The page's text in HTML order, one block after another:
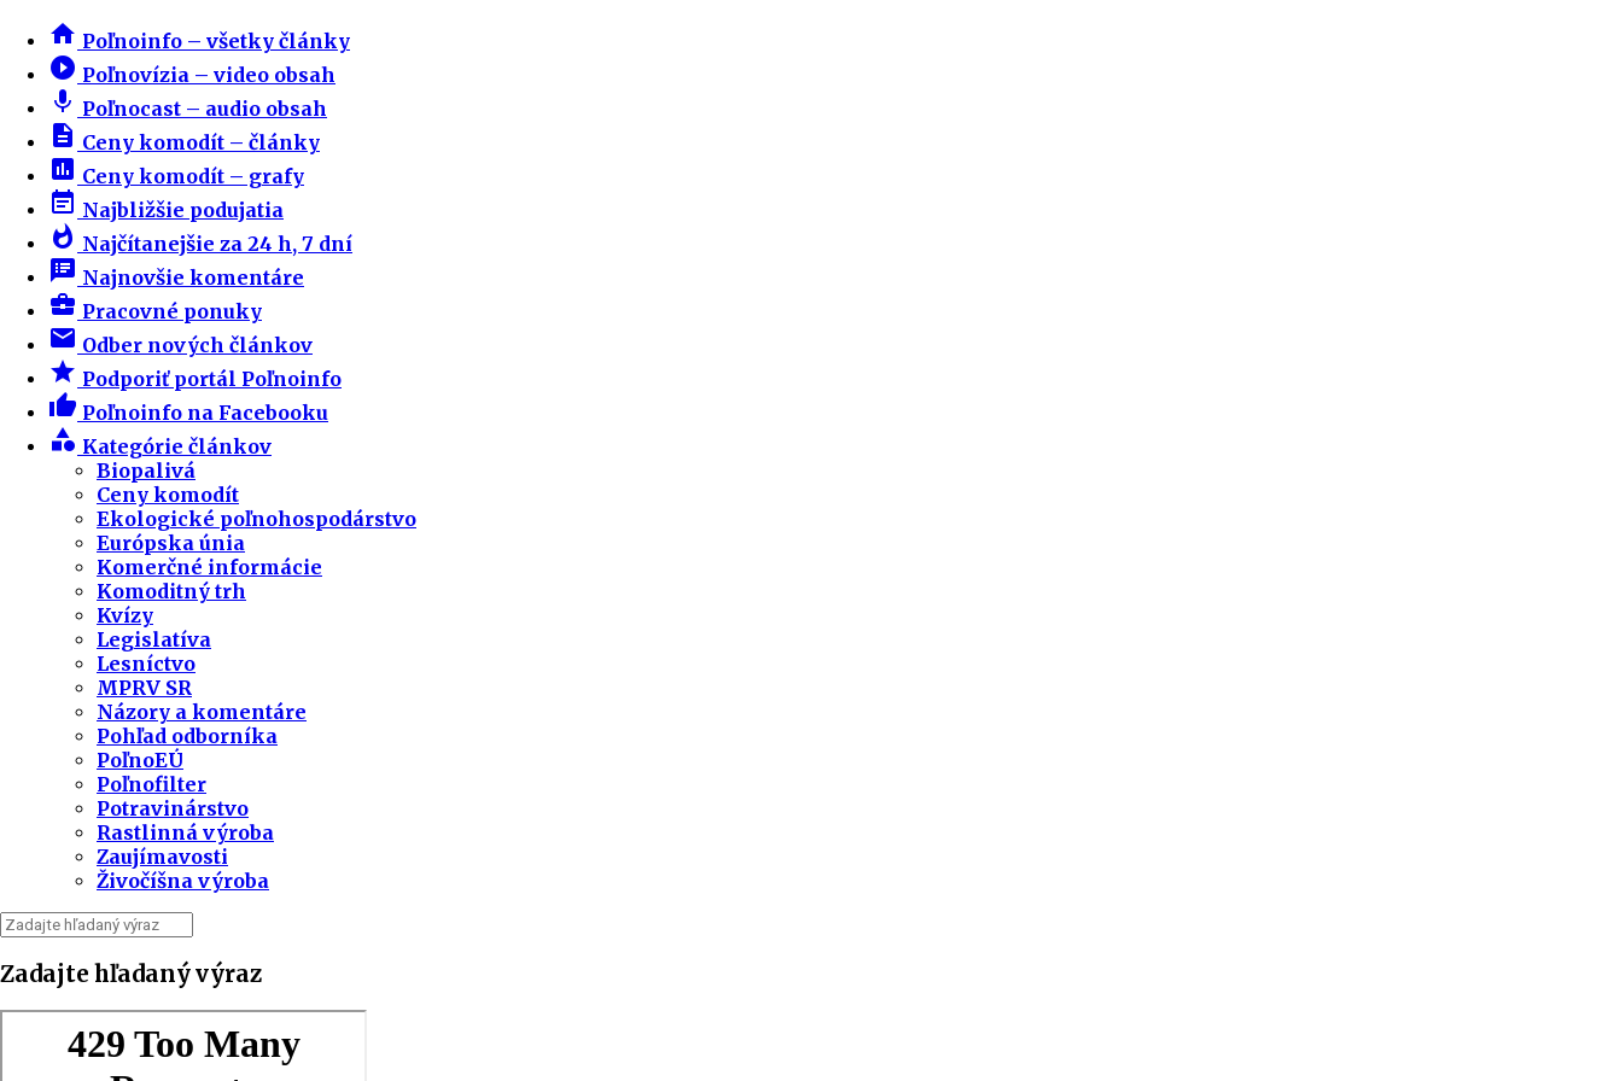
home Poľnoinfo – všetky články
play_circle_filled Poľnovízia – video obsah
mic Poľnocast – audio obsah
description Ceny komodít – články
insert_chart Ceny komodít – grafy
event_note Najbližšie podujatia
whatshot Najčítanejšie za 24 h, 7 dní
speaker_notes Najnovšie komentáre
business_center Pracovné ponuky
email Odber nových článkov
star Podporiť portál Poľnoinfo
thumb_up Poľnoinfo na Facebooku
category Kategórie článkov
Biopalivá
Ceny komodít
Ekologické poľnohospodárstvo
Európska únia
Komerčné informácie
Komoditný trh
Kvízy
Legislatíva
Lesníctvo
MPRV SR
Názory a komentáre
Pohľad odborníka
PoľnoEÚ
Poľnofilter
Potravinárstvo
Rastlinná výroba
Zaujímavosti
Živočíšna výroba
Zadajte hľadaný výraz